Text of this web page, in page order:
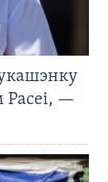
Расеі, —